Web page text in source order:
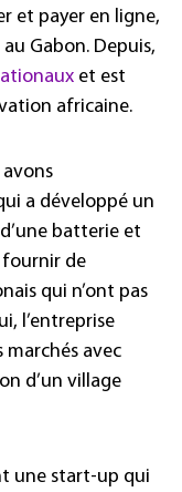
et payer en ligne,
Gabon. Depuis,
et est
africaine.
avons
a développé un
batterie et
fournir de
qui n’ont pas
l’entreprise
marchés avec
d’un village
une start-up qui